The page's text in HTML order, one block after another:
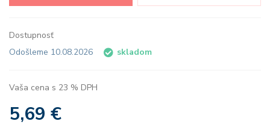
Dostupnosť
Odošleme 10.08.2026
skladom
Vaša cena s 23 % DPH
5,69 €